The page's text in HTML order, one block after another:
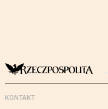
KONTAKT